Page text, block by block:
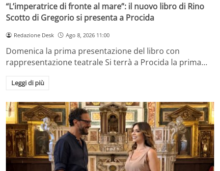
“L’imperatrice di fronte al mare”: il nuovo libro di Rino
Scotto di Gregorio si presenta a Procida
Redazione Desk Ago 8, 2026 11:00
Domenica la prima presentazione del libro con
rappresentazione teatrale Si terrà a Procida la prima…
Leggi di più